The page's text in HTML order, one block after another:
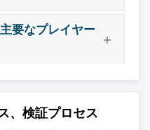
要なプレイヤー
、検証プロセス